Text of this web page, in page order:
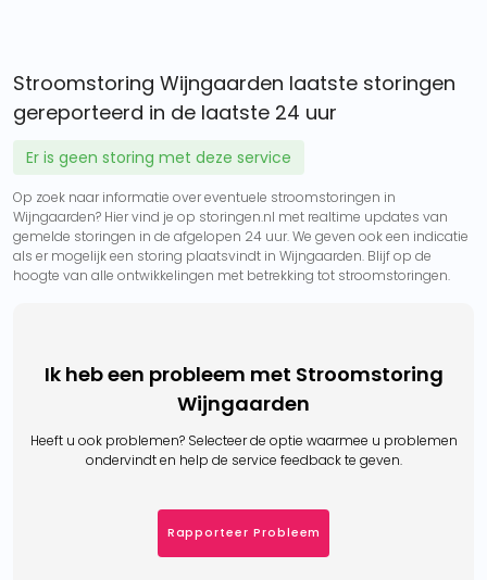
Stroomstoring Wijngaarden laatste storingen
gereporteerd in de laatste 24 uur
Er is geen storing met deze service
Op zoek naar informatie over eventuele stroomstoringen in
Wijngaarden? Hier vind je op storingen.nl met realtime updates van
gemelde storingen in de afgelopen 24 uur. We geven ook een indicatie
als er mogelijk een storing plaatsvindt in Wijngaarden. Blijf op de
hoogte van alle ontwikkelingen met betrekking tot stroomstoringen.
Ik heb een probleem met Stroomstoring
Wijngaarden
Heeft u ook problemen? Selecteer de optie waarmee u problemen
ondervindt en help de service feedback te geven.
Rapporteer Probleem